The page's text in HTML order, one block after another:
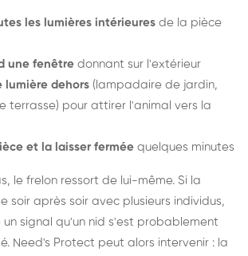
les lumières intérieures de la pièce
une fenêtre donnant sur l'extérieur
lumière dehors (lampadaire de jardin,
terrasse) pour attirer l'animal vers la
et la laisser fermée quelques minutes
le frelon ressort de lui-même. Si la
soir après soir avec plusieurs individus,
un signal qu'un nid s'est probablement
Need's Protect peut alors intervenir : la